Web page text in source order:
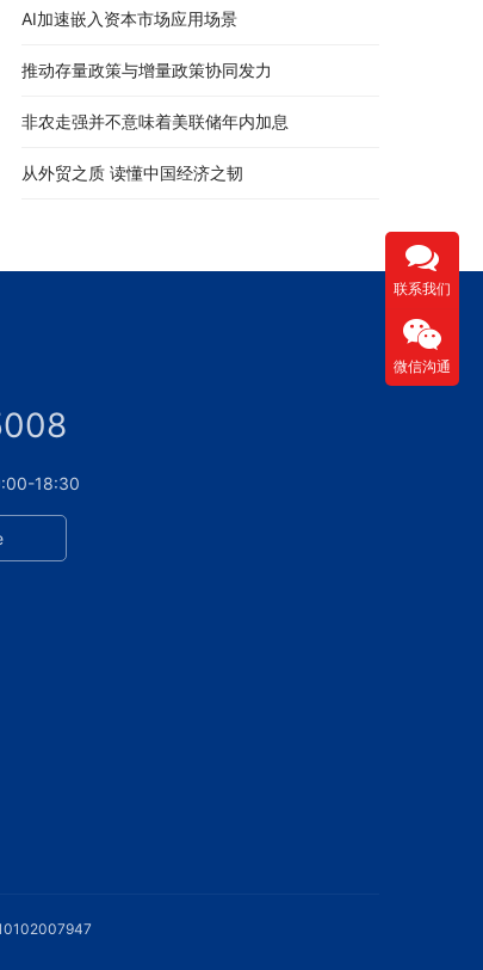
AI加速嵌入资本市场应用场景
推动存量政策与增量政策协同发力
非农走强并不意味着美联储年内加息
从外贸之质 读懂中国经济之韧
18:30
联系我们
微信沟通